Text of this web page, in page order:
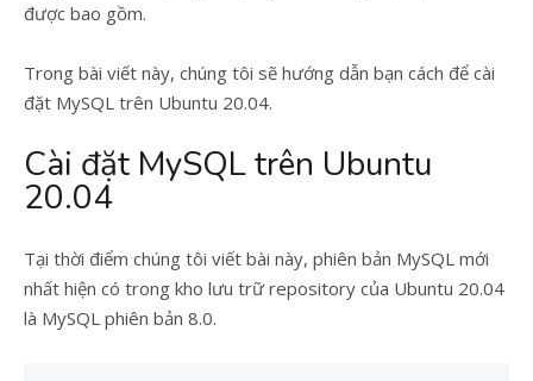
được bao gồm.
Trong bài viết này, chúng tôi sẽ hướng dẫn bạn cách để cài
đặt MySQL trên Ubuntu 20.04.
Cài đặt MySQL trên Ubuntu
20.04
Tại thời điểm chúng tôi viết bài này, phiên bản MySQL mới
nhất hiện có trong kho lưu trữ repository của Ubuntu 20.04
là MySQL phiên bản 8.0.